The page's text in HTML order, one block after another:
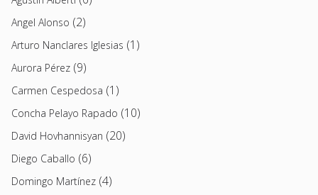
Angel Alonso (2)
Arturo Nanclares Iglesias (1)
Aurora Pérez (9)
Carmen Cespedosa (1)
Concha Pelayo Rapado (10)
David Hovhannisyan (20)
Diego Caballo (6)
Domingo Martínez (4)